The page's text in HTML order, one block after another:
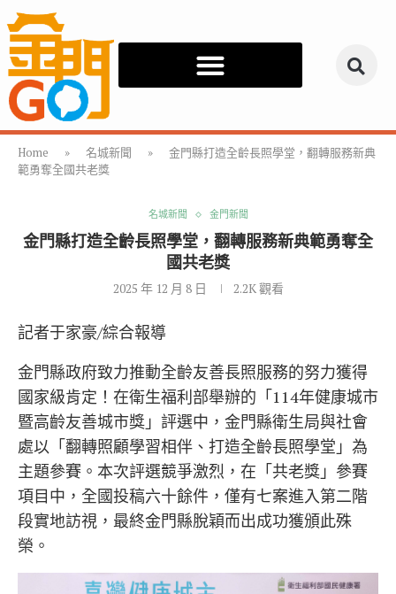
Home » 名城新聞 »
金門縣打造全齡長照學堂，翻轉服務新典
範勇奪全國共老獎
名城新聞 金門新聞
金門縣打造全齡長照學堂，翻轉服務新典範勇奪全
國共老獎
2025 年 12 月 8 日 2.2K觀看
記者于家豪/綜合報導
金門縣政府致力推動全齡友善長照服務的努力獲得
國家級肯定！在衛生福利部舉辦的「114年健康城市
暨高齡友善城市獎」評選中，金門縣衛生局與社會
處以「翻轉照顧學習相伴、打造全齡長照學堂」為
主題參賽。本次評選競爭激烈，在「共老獎」參賽
項目中，全國投稿六十餘件，僅有七案進入第二階
段實地訪視，最終金門縣脫穎而出成功獲頒此殊
榮。